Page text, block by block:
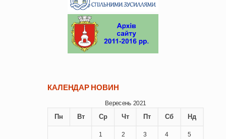
КАЛЕНДАР НОВИН
Вересень 2021
Пн Вт Ср Чт Пт Сб Нд
1 2 3 4 5